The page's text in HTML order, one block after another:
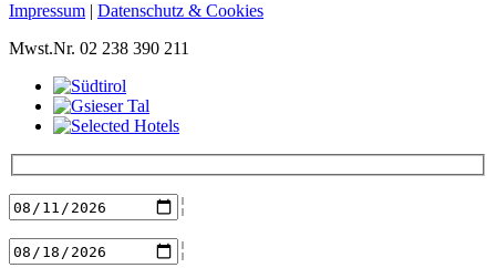
Impressum
Datenschutz & Cookies
Mwst.Nr. 02 238 390 211